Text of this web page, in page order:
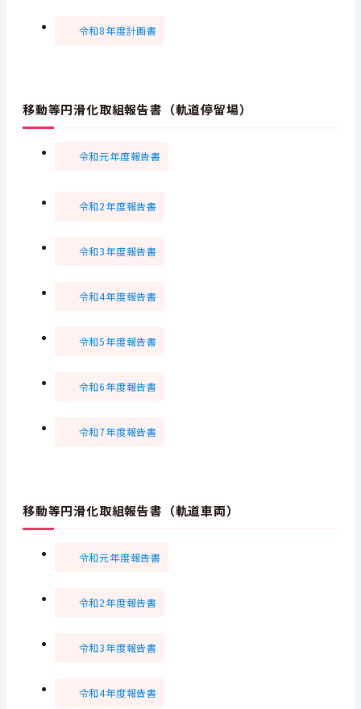
令和8年度計画書
移動等円滑化取組報告書（軌道停留場）
令和元年度報告書
令和2年度報告書
令和3年度報告書
令和4年度報告書
令和5年度報告書
令和6年度報告書
令和7年度報告書
移動等円滑化取組報告書（軌道車両）
令和元年度報告書
令和2年度報告書
令和3年度報告書
令和4年度報告書